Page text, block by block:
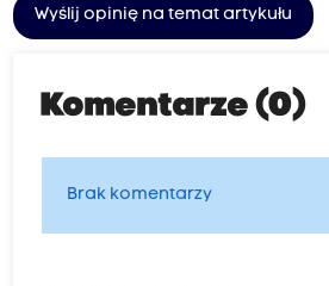
Wyślij opinię na temat artykułu
Komentarze (0)
Brak komentarzy